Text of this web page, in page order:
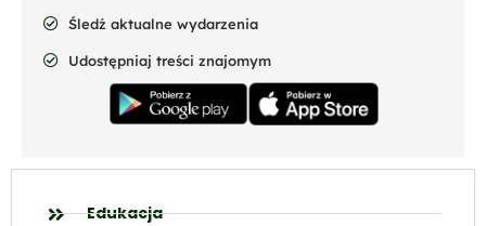
Śledź aktualne wydarzenia
Udostępniaj treści znajomym
Edukacja